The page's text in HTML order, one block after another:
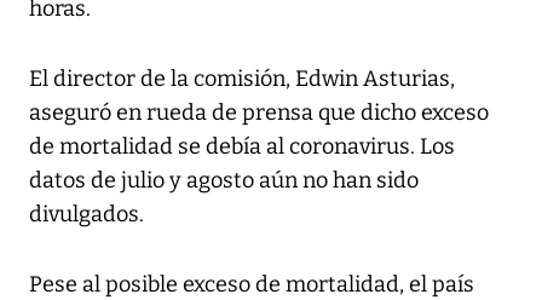
horas.
El director de la comisión, Edwin Asturias,
aseguró en rueda de prensa que dicho exceso
de mortalidad se debía al coronavirus. Los
datos de julio y agosto aún no han sido
divulgados.
Pese al posible exceso de mortalidad, el país